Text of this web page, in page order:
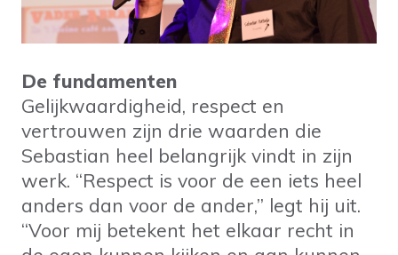
De fundamenten
Gelijkwaardigheid, respect en
vertrouwen zijn drie waarden die
Sebastian heel belangrijk vindt in zijn
werk. “Respect is voor de een iets heel
anders dan voor de ander,” legt hij uit.
“Voor mij betekent het elkaar recht in